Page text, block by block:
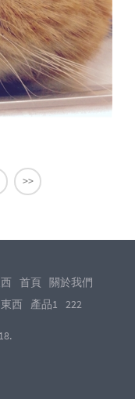
>>
首頁 關於我們
西 產品1 222